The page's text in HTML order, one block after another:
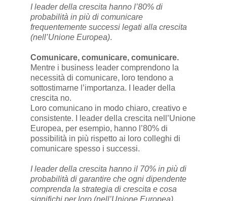
I leader della crescita hanno l’80% di
probabilità in più di comunicare
frequentemente successi legati alla crescita
(nell’Unione Europea).
Comunicare, comunicare, comunicare.
Mentre i business leader comprendono la
necessità di comunicare, loro tendono a
sottostimarne l’importanza. I leader della
crescita no.
Loro comunicano in modo chiaro, creativo e
consistente. I leader della crescita nell’Unione
Europea, per esempio, hanno l’80% di
possibilità in più rispetto ai loro colleghi di
comunicare spesso i successi.
I leader della crescita hanno il 70% in più di
probabilità di garantire che ogni dipendente
comprenda la strategia di crescita e cosa
significhi per loro (nell’Unione Europea).